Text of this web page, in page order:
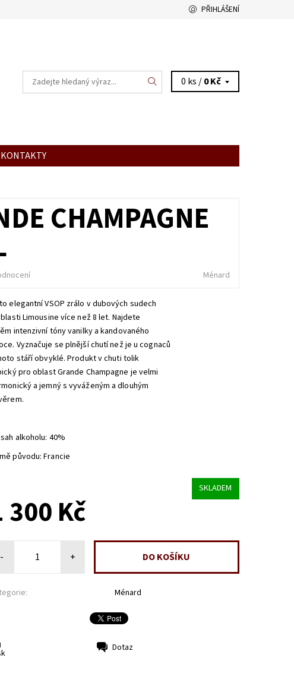
PŘIHLÁŠENÍ
0 ks /0 Kč
KONTAKTY
CHAMPAGNE
Ménard
elegantní VSOP zrálo v dubových sudech
Limousine více než 8 let. Najdete
intenzivní tóny vanilky a kandovaného
Vyznačuje se plnější chutí než je u cognaců
stáří obvyklé. Produkt v chuti tolik
pro oblast Grande Champagne je velmi
a jemný s vyváženým a dlouhým
alkoholu: 40%
původu: Francie
SKLADEM
300 Kč
- +
Ménard
Dotaz